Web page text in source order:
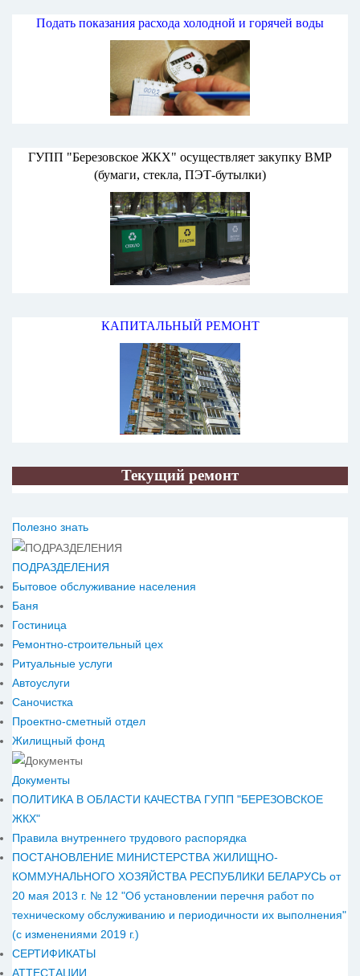
Подать показания расхода холодной и горячей воды
ГУПП "Березовское ЖКХ" осуществляет закупку ВМР
(бумаги, стекла, ПЭТ-бутылки)
КАПИТАЛЬНЫЙ РЕМОНТ
Текущий ремонт
Полезно знать
ПОДРАЗДЕЛЕНИЯ
Бытовое обслуживание населения
Баня
Гостиница
Ремонтно-строительный цех
Ритуальные услуги
Автоуслуги
Саночистка
Проектно-сметный отдел
Жилищный фонд
Документы
ПОЛИТИКА В ОБЛАСТИ КАЧЕСТВА ГУПП "БЕРЕЗОВСКОЕ
ЖКХ"
Правила внутреннего трудового распорядка
ПОСТАНОВЛЕНИЕ МИНИСТЕРСТВА ЖИЛИЩНО-
КОММУНАЛЬНОГО ХОЗЯЙСТВА РЕСПУБЛИКИ БЕЛАРУСЬ от
20 мая 2013 г. № 12 "Об установлении перечня работ по
техническому обслуживанию и периодичности их выполнения"
(с изменениями 2019 г.)
СЕРТИФИКАТЫ
АТТЕСТАЦИИ